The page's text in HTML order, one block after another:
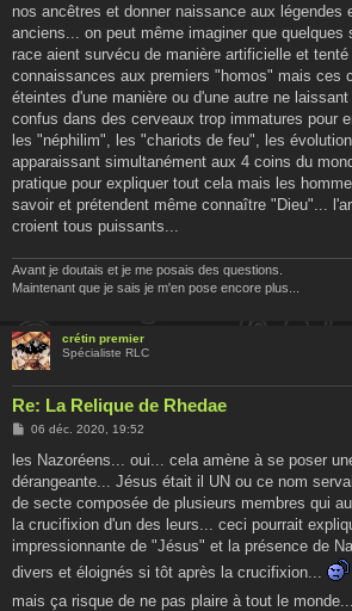
nos ancêtres et donner naissance aux légendes
anciens... on peut même imaginer que quelques
race aient survécu de manière artificielle et
connaissances aux premiers "homos" mais ces
éteintes d'une manière ou d'une autre ne
confus dans des cerveaux trop immatures pour
les "néphilim", les "chariots de feu", les
apparaissant simultanément aux 4 coins du
pratique pour expliquer tout cela mais les
savoir et prétendent même connaître "Dieu"...
croient tous puissants...
Avant je doutais et je me posais des questions.
Maintenant que je sais je m'en pose encore plus...
crétin premier
Spécialiste RLC
Re: La Relique de Rhedae
M
s
a
g
06 déc. 2020, 19:52
les Nazoréens... oui... cela amène à se poser
dérangeante... Jésus était il UN ou ce nom
de secte composée de plusieurs membres qui
la crucifixion d'un des leurs... ceci pourrait
impressionnante de "Jésus" et la présence de
divers et éloignés si tôt après la crucifixion...
mais ça risque de ne pas plaire à tout le monde...